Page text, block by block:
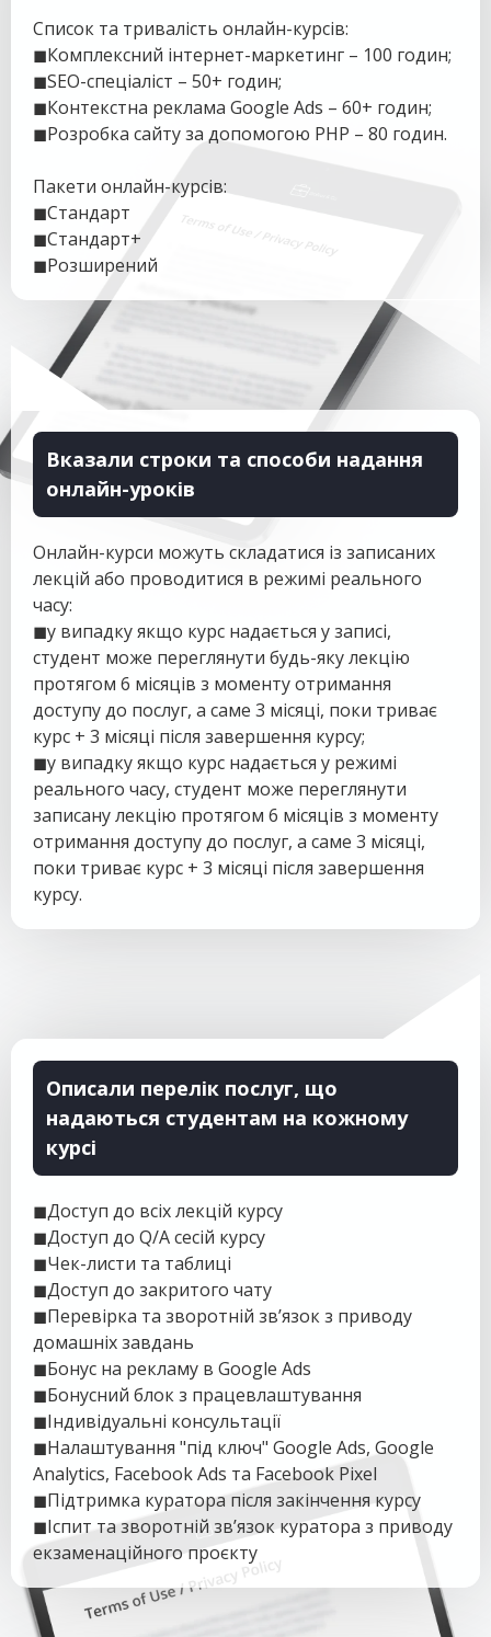
Список та тривалість онлайн-курсів:
◼Комплексний інтернет-маркетинг – 100 годин;
◼SEO-спеціаліст – 50+ годин;
◼Контекстна реклама Google Ads – 60+ годин;
◼Розробка сайту за допомогою PHP – 80 годин.
Пакети онлайн-курсів:
◼Стандарт
◼Стандарт+
◼Розширений
Вказали строки та способи надання
онлайн-уроків
Онлайн-курси можуть складатися із записаних
лекцій або проводитися в режимі реального
часу:
◼у випадку якщо курс надається у записі,
студент може переглянути будь-яку лекцію
протягом 6 місяців з моменту отримання
доступу до послуг, а саме 3 місяці, поки триває
курс + 3 місяці після завершення курсу;
◼у випадку якщо курс надається у режимі
реального часу, студент може переглянути
записану лекцію протягом 6 місяців з моменту
отримання доступу до послуг, а саме 3 місяці,
поки триває курс + 3 місяці після завершення
курсу.
Описали перелік послуг, що
надаються студентам на кожному
курсі
◼Доступ до всіх лекцій курсу
◼Доступ до Q/A сесій курсу
◼Чек-листи та таблиці
◼Доступ до закритого чату
◼Перевірка та зворотній зв’язок з приводу
домашніх завдань
◼Бонус на рекламу в Google Ads
◼Бонусний блок з працевлаштування
◼Індивідуальні консультації
◼Налаштування "під ключ" Google Ads, Google
Analytics, Facebook Ads та Facebook Pixel
◼Підтримка куратора після закінчення курсу
◼Іспит та зворотній зв’язок куратора з приводу
екзаменаційного проєкту